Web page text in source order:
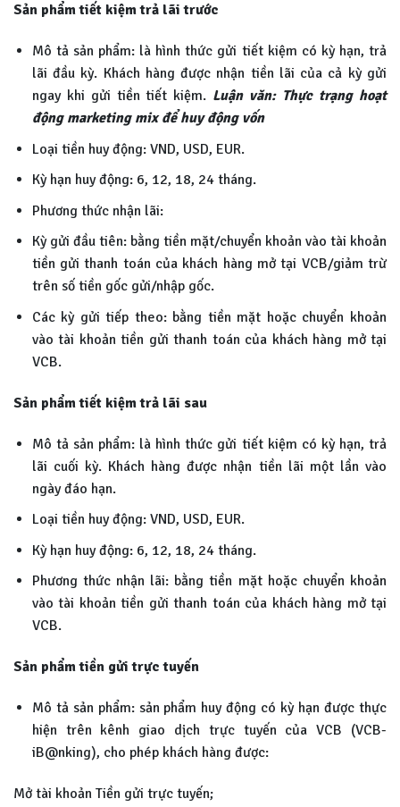
Sản phẩm tiết kiệm trả lãi trước
Mô tả sản phẩm: là hình thức gửi tiết kiệm có kỳ hạn, trả
lãi đầu kỳ. Khách hàng được nhận tiền lãi của cả kỳ gửi
ngay khi gửi tiền tiết kiệm. Luận văn: Thực trạng hoạt
động marketing mix để huy động vốn
Loại tiền huy động: VND, USD, EUR.
Kỳ hạn huy động: 6, 12, 18, 24 tháng.
Phương thức nhận lãi:
Kỳ gửi đầu tiên: bằng tiền mặt/chuyển khoản vào tài khoản
tiền gửi thanh toán của khách hàng mở tại VCB/giảm trừ
trên số tiền gốc gửi/nhập gốc.
Các kỳ gửi tiếp theo: bằng tiền mặt hoặc chuyển khoản
vào tài khoản tiền gửi thanh toán của khách hàng mở tại
VCB.
Sản phẩm tiết kiệm trả lãi sau
Mô tả sản phẩm: là hình thức gửi tiết kiệm có kỳ hạn, trả
lãi cuối kỳ. Khách hàng được nhận tiền lãi một lần vào
ngày đáo hạn.
Loại tiền huy động: VND, USD, EUR.
Kỳ hạn huy động: 6, 12, 18, 24 tháng.
Phương thức nhận lãi: bằng tiền mặt hoặc chuyển khoản
vào tài khoản tiền gửi thanh toán của khách hàng mở tại
VCB.
Sản phẩm tiền gửi trực tuyến
Mô tả sản phẩm: sản phẩm huy động có kỳ hạn được thực
hiện trên kênh giao dịch trực tuyến của VCB (VCB-
iB@nking), cho phép khách hàng được:
Mở tài khoản Tiền gửi trực tuyến;